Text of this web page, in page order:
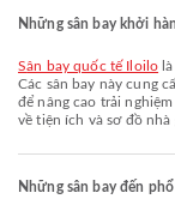
Những sân bay khởi
Sân bay quốc tế Iloilo
Các sân bay này cung
để nâng cao trải
về tiện ích và sơ đồ nhà
Những sân bay đến